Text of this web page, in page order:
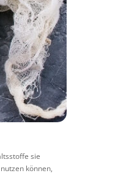
sie
können,